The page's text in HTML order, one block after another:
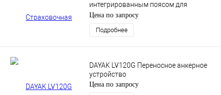
интегрированным поясом для
удержания и позиционирования,
модель KOSMOS
Цена по запросу
Подробнее
DAYAK LV120G Переносное анкерное
устройство
Цена по запросу